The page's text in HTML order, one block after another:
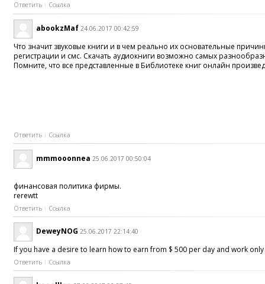
Ответить Ссылка
abookzMaf 24.06.2017 00:42:59
Что значит звуковые книги и в чем реально их основательные
регистрации и смс. Скачать аудиокниги возможно самых
Помните, что все представленные в Библиотеке книг онлайн
Ответить Ссылка
mmmooonnea 25.06.2017 00:50:04
финансовая политика фирмы.
rerewtt
Ответить Ссылка
DeweyNOG 25.06.2017 22:14:40
If you have a desire to learn how to earn from $ 500 per day and work
Ответить Ссылка